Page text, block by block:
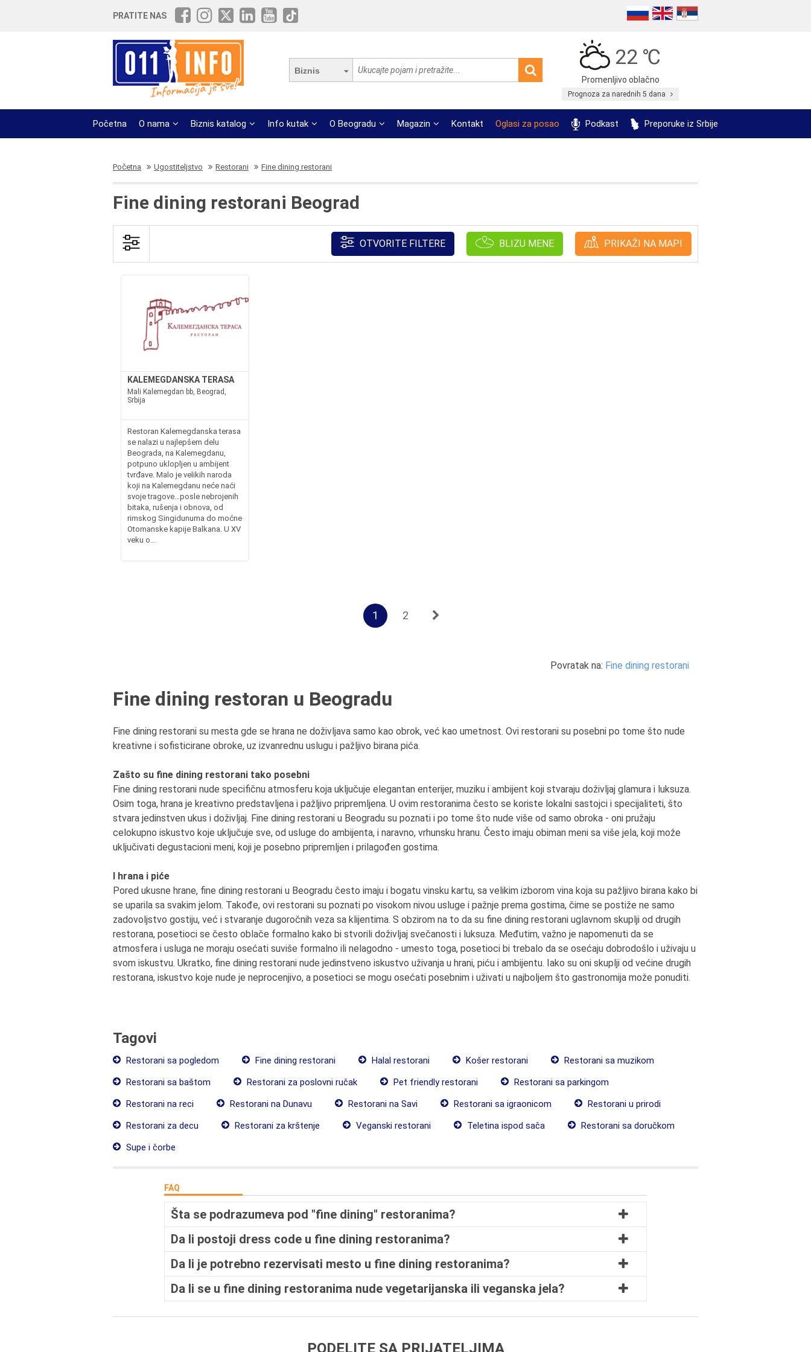
PRATITE NAS
Biznis
22 ℃
Promenljivo oblačno
Prognoza za narednih 5 dana
Početna O nama Biznis katalog Info kutak O Beogradu Magazin Kontakt Oglasi za posao Podkast Preporuke iz Srbije
Početna Ugostiteljstvo Restorani Fine dining restorani
Fine dining restorani Beograd
OTVORITE FILTERE BLIZU MENE PRIKAŽI NA MAPI
KALEMEGDANSKA TERASA
Mali Kalemegdan bb, Beograd,
Srbija
Restoran Kalemegdanska terasa
se nalazi u najlepšem delu
Beograda, na Kalemegdanu,
potpuno uklopljen u ambijent
tvrđave. Malo je velikih naroda
koji na Kalemegdanu neće naći
svoje tragove…posle nebrojenih
bitaka, rušenja i obnova, od
rimskog Singidunuma do moćne
Otomanske kapije Balkana. U XV
veku o...
1 2
Povratak na: Fine dining restorani
Fine dining restoran u Beogradu
Fine dining restorani su mesta gde se hrana ne doživljava samo kao obrok, već kao umetnost. Ovi restorani su posebni po tome što nude
kreativne i sofisticirane obroke, uz izvanrednu uslugu i pažljivo birana pića.
Zašto su fine dining restorani tako posebni
Fine dining restorani nude specifičnu atmosferu koja uključuje elegantan enterijer, muziku i ambijent koji stvaraju doživljaj glamura i luksuza.
Osim toga, hrana je kreativno predstavljena i pažljivo pripremljena. U ovim restoranima često se koriste lokalni sastojci i specijaliteti, što
stvara jedinstven ukus i doživljaj. Fine dining restorani u Beogradu su poznati i po tome što nude više od samo obroka - oni pružaju
celokupno iskustvo koje uključuje sve, od usluge do ambijenta, i naravno, vrhunsku hranu. Često imaju obiman meni sa više jela, koji može
uključivati degustacioni meni, koji je posebno pripremljen i prilagođen gostima.
I hrana i piće
Pored ukusne hrane, fine dining restorani u Beogradu često imaju i bogatu vinsku kartu, sa velikim izborom vina koja su pažljivo birana kako bi
se uparila sa svakim jelom. Takođe, ovi restorani su poznati po visokom nivou usluge i pažnje prema gostima, čime se postiže ne samo
zadovoljstvo gostiju, već i stvaranje dugoročnih veza sa klijentima. S obzirom na to da su fine dining restorani uglavnom skuplji od drugih
restorana, posetioci se često oblače formalno kako bi stvorili doživljaj svečanosti i luksuza. Međutim, važno je napomenuti da se
atmosfera i usluga ne moraju osećati suviše formalno ili nelagodno - umesto toga, posetioci bi trebalo da se osećaju dobrodošlo i uživaju u
svom iskustvu. Ukratko, fine dining restorani nude jedinstveno iskustvo uživanja u hrani, piću i ambijentu. Iako su oni skuplji od većine drugih
restorana, iskustvo koje nude je neprocenjivo, a posetioci se mogu osećati posebnim i uživati u najboljem što gastronomija može ponuditi.
Tagovi
Restorani sa pogledom Fine dining restorani Halal restorani Košer restorani
Restorani sa muzikom
Restorani sa baštom
Restorani za poslovni ručak Pet friendly restorani
Restorani sa parkingom
Restorani na reci
Restorani na Dunavu Restorani na Savi Restorani sa igraonicom
Restorani u prirodi
Restorani za decu
Restorani za krštenje Veganski restorani Teletina ispod sača
Restorani sa doručkom
Supe i čorbe
FAQ
Šta se podrazumeva pod "fine dining" restoranima?
Da li postoji dress code u fine dining restoranima?
Da li je potrebno rezervisati mesto u fine dining restoranima?
Da li se u fine dining restoranima nude vegetarijanska ili veganska jela?
PODELITE SA PRIJATELJIMA